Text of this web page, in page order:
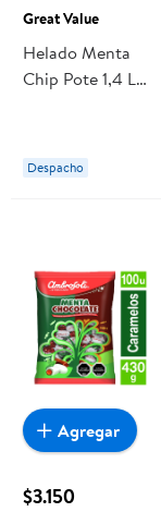
Great Value
Helado Menta
Chip Pote 1,4 L
Despacho
$3.150
Agregar